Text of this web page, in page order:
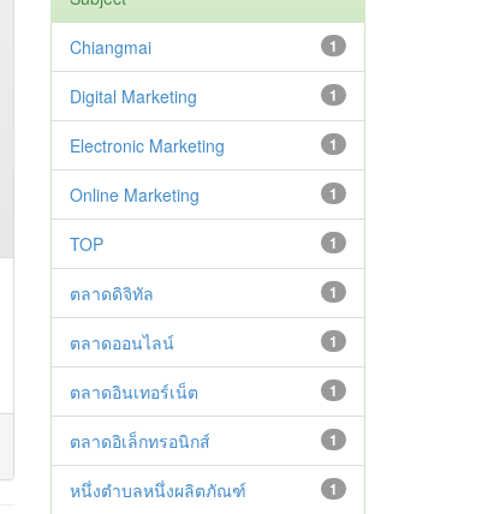
1
Chiangmai
1
Digital Marketing
1
Electronic Marketing
1
Online Marketing
1
TOP
1
ตลาดดิจิทัล
1
ตลาดออนไลน์
1
ตลาดอินเทอร์เน็ต
1
ตลาดอิเล็กทรอนิกส์
1
หนึ่งตำบลหนึ่งผลิตภัณฑ์